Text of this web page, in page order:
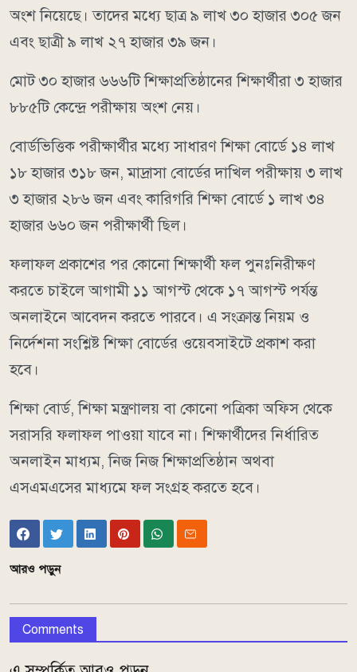
অংশ নিয়েছে। তাদের মধ্যে ছাত্র ৯ লাখ ৩০ হাজার ৩০৫ জন
এবং ছাত্রী ৯ লাখ ২৭ হাজার ৩৯ জন।
মোট ৩০ হাজার ৬৬৬টি শিক্ষাপ্রতিষ্ঠানের শিক্ষার্থীরা ৩ হাজার
৮৮৫টি কেন্দ্রে পরীক্ষায় অংশ নেয়।
বোর্ডভিত্তিক পরীক্ষার্থীর মধ্যে সাধারণ শিক্ষা বোর্ডে ১৪ লাখ
১৮ হাজার ৩১৮ জন, মাদ্রাসা বোর্ডের দাখিল পরীক্ষায় ৩ লাখ
৩ হাজার ২৮৬ জন এবং কারিগরি শিক্ষা বোর্ডে ১ লাখ ৩৪
হাজার ৬৬০ জন পরীক্ষার্থী ছিল।
ফলাফল প্রকাশের পর কোনো শিক্ষার্থী ফল পুনঃনিরীক্ষণ
করতে চাইলে আগামী ১১ আগস্ট থেকে ১৭ আগস্ট পর্যন্ত
অনলাইনে আবেদন করতে পারবে। এ সংক্রান্ত নিয়ম ও
নির্দেশনা সংশ্লিষ্ট শিক্ষা বোর্ডের ওয়েবসাইটে প্রকাশ করা
হবে।
শিক্ষা বোর্ড, শিক্ষা মন্ত্রণালয় বা কোনো পত্রিকা অফিস থেকে
সরাসরি ফলাফল পাওয়া যাবে না। শিক্ষার্থীদের নির্ধারিত
অনলাইন মাধ্যম, নিজ নিজ শিক্ষাপ্রতিষ্ঠান অথবা
এসএমএসের মাধ্যমে ফল সংগ্রহ করতে হবে।
আরও পড়ুন
Comments